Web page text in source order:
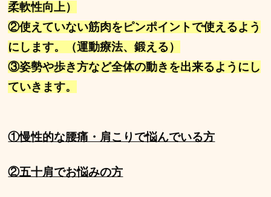
柔軟性向上）
②使えていない筋肉をピンポイントで使えるよう
にします。（運動療法、鍛える）
③姿勢や歩き方など全体の動きを出来るようにし
ていきます。
①慢性的な腰痛・肩こりで悩んでいる方
②五十肩でお悩みの方